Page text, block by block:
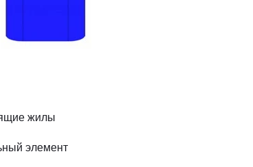
жилы
элемент